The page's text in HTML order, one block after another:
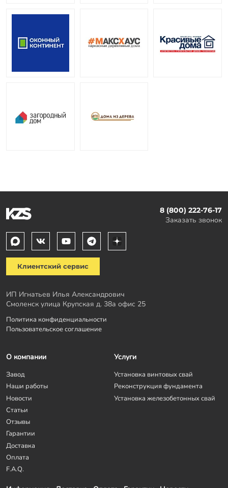
8 (800) 222-76-17
Заказать звонок
Клиентский сервис
ИП Игнатьев Илья Александрович
Смоленск улица Крупская д. 38а офис 25
Политика конфиденциальности
Пользовательское соглашение
О компании
Завод
Наши работы
Новости
Статьи
Отзывы
Гарантии
Доставка
Оплата
F.A.Q.
Услуги
Установка винтовых свай
Реконструкция фундамента
Установка железобетонных свай